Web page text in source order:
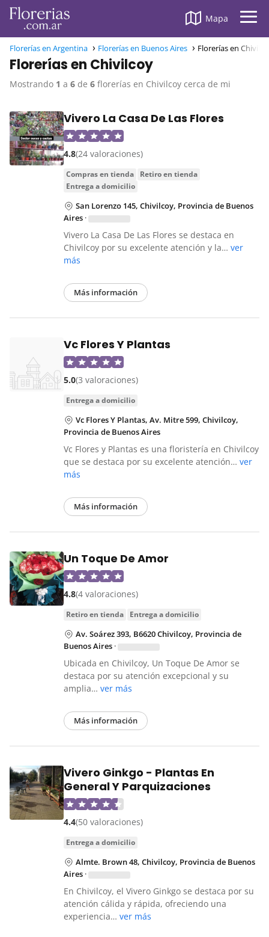
Mapa
Florerías en Argentina Florerías en Buenos Aires Florerías en
Florerías en Chivilcoy
Mostrando 1 a 6 de 6 florerías en Chivilcoy cerca de mi
Vivero La Casa De Las Flores
4.8(24 valoraciones)
compras en tienda
retiro en tienda
entrega a domicilio
San Lorenzo 145, Chivilcoy, Provincia de Buenos
Aires ·
Vivero La Casa De Las Flores se destaca en
Chivilcoy por su excelente atención y la… ver
más
Más información
Vc Flores Y Plantas
5.0(3 valoraciones)
entrega a domicilio
Vc Flores Y Plantas, Av. Mitre 599, Chivilcoy,
Provincia de Buenos Aires
Vc Flores y Plantas es una floristería en Chivilcoy
que se destaca por su excelente atención… ver
más
Más información
Un Toque De Amor
4.8(4 valoraciones)
retiro en tienda entrega a domicilio
Av. Soárez 393, B6620 Chivilcoy, Provincia de
Buenos Aires ·
Ubicada en Chivilcoy, Un Toque De Amor se
destaca por su atención excepcional y su
amplia… ver más
Más información
Vivero Ginkgo - Plantas En
General Y Parquizaciones
4.4(50 valoraciones)
entrega a domicilio
Almte. Brown 48, Chivilcoy, Provincia de Buenos
Aires ·
En Chivilcoy, el Vivero Ginkgo se destaca por su
atención cálida y rápida, ofreciendo una
experiencia… ver más